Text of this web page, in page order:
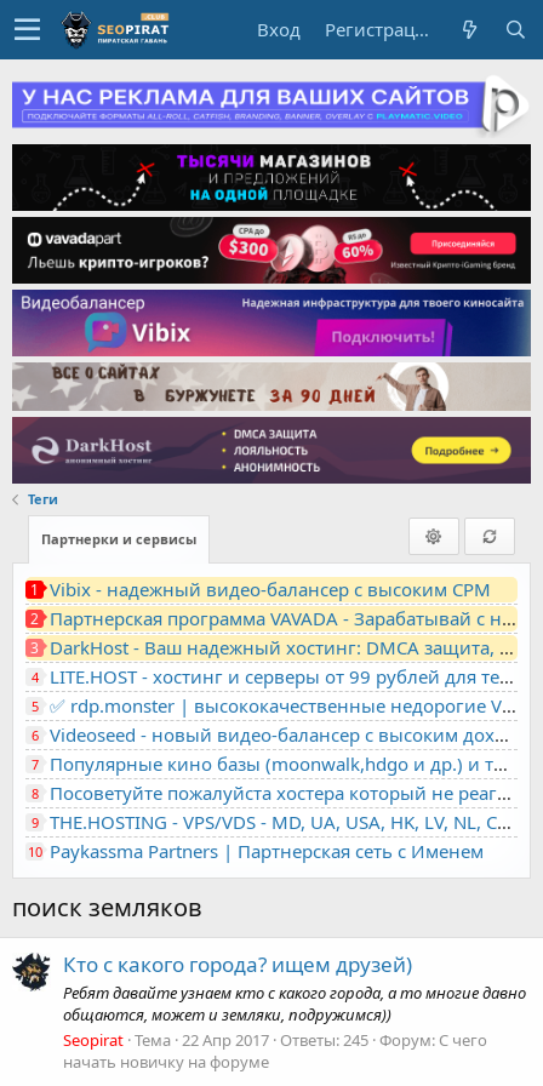
Вход Регистрация
Теги
Партнерки и сервисы
1 Vibix - надежный видео-балансер с высоким CPM
2 Партнерская программа VAVADA - Зарабатывай с нами!
3 DarkHost - Ваш надежный хостинг: DMCA защита, лояльность, анонимность
4 LITE.HOST - хостинг и серверы от 99 рублей для тех, кто любит не переплачивать. Доступ по SSH, поддержка PHP, GIT, COMPOSER, сертификаты Let's Encrypt
5 ✅ rdp.monster | высококачественные недорогие VPS, RDP - выделенные серверы
6 Videoseed - новый видео-балансер с высоким доходом
7 Популярные кино базы (moonwalk,hdgo и др.) и торренты в одном плеере для вашего сайта
8 Посоветуйте пожалуйста хостера который не реагирует на ркн
9 THE.HOSTING - VPS/VDS - MD, UA, USA, HK, LV, NL, CA, DE, SK, CZE, GB, IL, TR, PL, BG, RO, IT, FL, HU, PT.
10 Paykassma Partners | Партнерская сеть с Именем
поиск земляков
Кто с какого города? ищем друзей)
Ребят давайте узнаем кто с какого города, а то многие давно
общаются, может и земляки, подружимся))
Seopirat Тема 22 Апр 2017 Ответы: 245 Форум: С чего
начать новичку на форуме